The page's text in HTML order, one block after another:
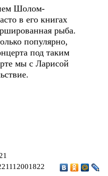
Шолом-
в его книгах
рыба.
популярно,
под таким
мы с Ларисой